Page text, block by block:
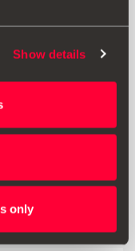
Show details
only
Desire crvena